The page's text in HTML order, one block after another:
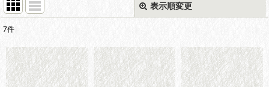
表示順変更
並び順 :
7件